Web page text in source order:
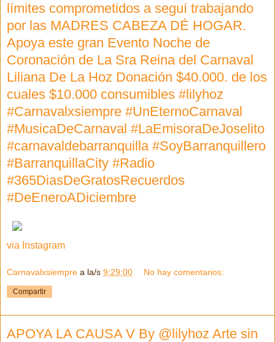
límites comprometidos a seguí trabajando
por las MADRES CABEZA DÉ HOGAR.
Apoya este gran Evento Noche de
Coronación de La Sra Reina del Carnaval
Liliana De La Hoz Donación $40.000. de los
cuales $10.000 consumibles #lilyhoz
#Carnavalxsiempre #UnEternoCarnaval
#MusicaDeCarnaval #LaEmisoraDeJoselito
#carnavaldebarranquilla #SoyBarranquillero
#BarranquillaCity #Radio
#365DiasDeGratosRecuerdos
#DeEneroADiciembre
via Instagram
Carnavalxsiempre a la/s 9:29:00 No hay comentarios:
Compartir
APOYA LA CAUSA V By @lilyhoz Arte sin